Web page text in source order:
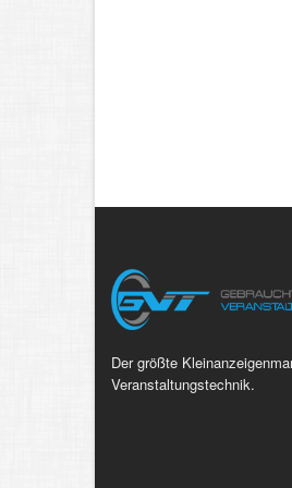
Der größte
Veranstaltungstechnik.